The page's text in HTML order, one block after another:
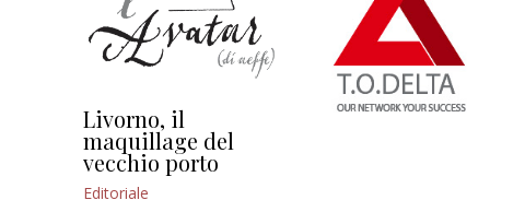
Livorno, il
maquillage del
vecchio porto
Editoriale
L’uscita di scena di